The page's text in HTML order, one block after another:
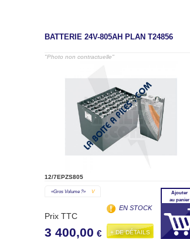
BATTERIE 24V-805AH PLAN T24856
"Photo non contractuelle"
12/7EPZS805
«gros Volume ?» V
Prix TTC
3 400,00 €
EN STOCK
+ DE DÉTAILS
Ajouter
au panier